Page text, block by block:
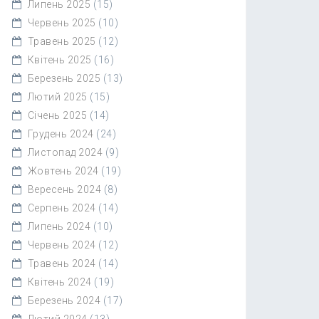
Липень 2025 (15)
Червень 2025 (10)
Травень 2025 (12)
Квітень 2025 (16)
Березень 2025 (13)
Лютий 2025 (15)
Січень 2025 (14)
Грудень 2024 (24)
Листопад 2024 (9)
Жовтень 2024 (19)
Вересень 2024 (8)
Серпень 2024 (14)
Липень 2024 (10)
Червень 2024 (12)
Травень 2024 (14)
Квітень 2024 (19)
Березень 2024 (17)